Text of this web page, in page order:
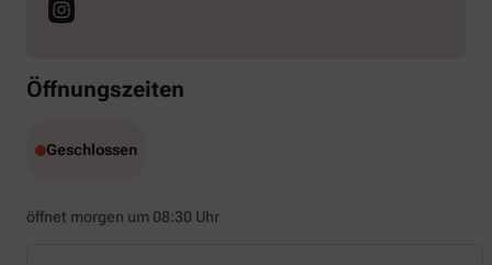
Öffnungszeiten
Geschlossen
öffnet morgen um 08:30 Uhr